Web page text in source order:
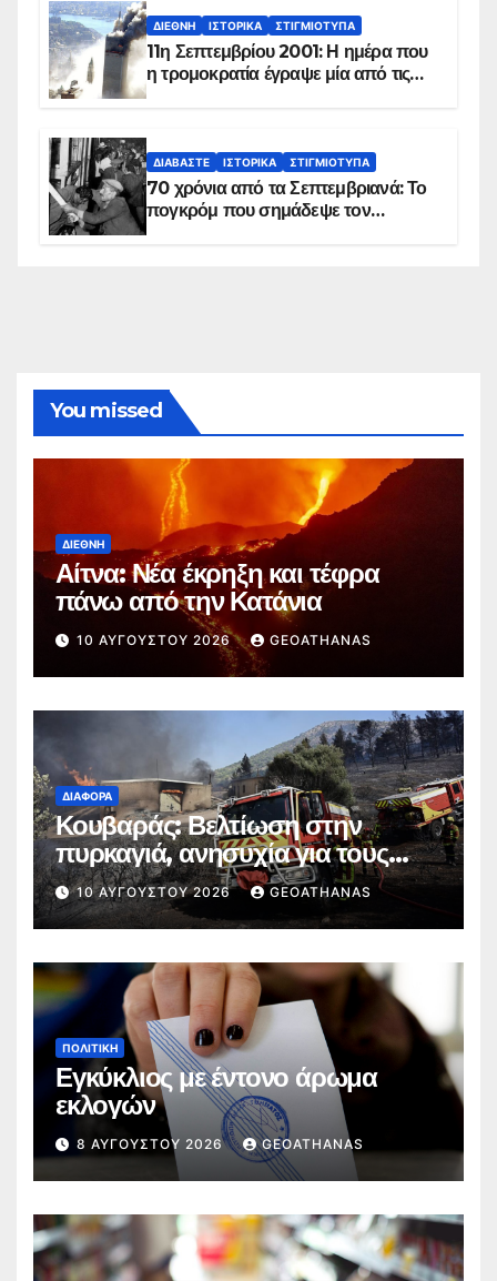
ΔΙΕΘΝΉ ΙΣΤΟΡΙΚΆ ΣΤΙΓΜΙΌΤΥΠΑ
11η Σεπτεμβρίου 2001: Η ημέρα που
η τρομοκρατία έγραψε μία από τις
ΔΙΑΒΆΣΤΕ ΙΣΤΟΡΙΚΆ ΣΤΙΓΜΙΌΤΥΠΑ
70 χρόνια από τα Σεπτεμβριανά: Το
πογκρόμ που σημάδεψε τον
You missed
ΔΙΕΘΝΉ
Αίτνα: Νέα έκρηξη και τέφρα
πάνω από την Κατάνια
10 ΑΥΓΟΎΣΤΟΥ 2026 GEOATHANAS
ΔΙΆΦΟΡΑ
Κουβαράς: Βελτίωση στην
πυρκαγιά, ανησυχία για τους
ανέμους
10 ΑΥΓΟΎΣΤΟΥ 2026 GEOATHANAS
ΠΟΛΙΤΙΚΉ
Εγκύκλιος με έντονο άρωμα
εκλογών
8 ΑΥΓΟΎΣΤΟΥ 2026 GEOATHANAS